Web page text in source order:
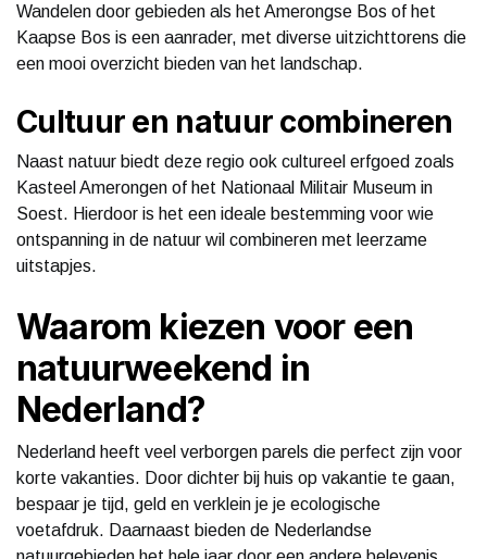
Wandelen door gebieden als het Amerongse Bos of het
Kaapse Bos is een aanrader, met diverse uitzichttorens die
een mooi overzicht bieden van het landschap.
Cultuur en natuur combineren
Naast natuur biedt deze regio ook cultureel erfgoed zoals
Kasteel Amerongen of het Nationaal Militair Museum in
Soest. Hierdoor is het een ideale bestemming voor wie
ontspanning in de natuur wil combineren met leerzame
uitstapjes.
Waarom kiezen voor een
natuurweekend in
Nederland?
Nederland heeft veel verborgen parels die perfect zijn voor
korte vakanties. Door dichter bij huis op vakantie te gaan,
bespaar je tijd, geld en verklein je je ecologische
voetafdruk. Daarnaast bieden de Nederlandse